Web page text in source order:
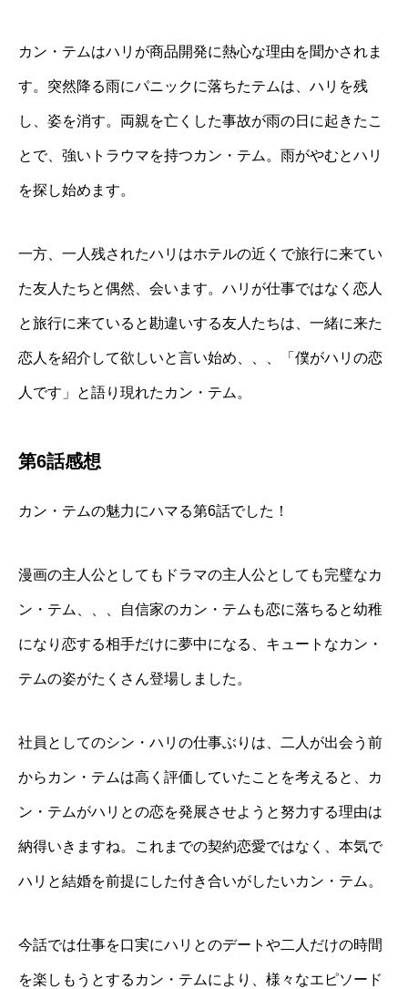
カン・テムはハリが商品開発に熱心な理由を聞かされま
す。突然降る雨にパニックに落ちたテムは、ハリを残
し、姿を消す。両親を亡くした事故が雨の日に起きたこ
とで、強いトラウマを持つカン・テム。雨がやむとハリ
を探し始めます。
一方、一人残されたハリはホテルの近くで旅行に来てい
た友人たちと偶然、会います。ハリが仕事ではなく恋人
と旅行に来ていると勘違いする友人たちは、一緒に来た
恋人を紹介して欲しいと言い始め、、、「僕がハリの恋
人です」と語り現れたカン・テム。
第6話感想
カン・テムの魅力にハマる第6話でした！
漫画の主人公としてもドラマの主人公としても完璧なカ
ン・テム、、、自信家のカン・テムも恋に落ちると幼稚
になり恋する相手だけに夢中になる、キュートなカン・
テムの姿がたくさん登場しました。
社員としてのシン・ハリの仕事ぶりは、二人が出会う前
からカン・テムは高く評価していたことを考えると、カ
ン・テムがハリとの恋を発展させようと努力する理由は
納得いきますね。これまでの契約恋愛ではなく、本気で
ハリと結婚を前提にした付き合いがしたいカン・テム。
今話では仕事を口実にハリとのデートや二人だけの時間
を楽しもうとするカン・テムにより、様々なエピソード